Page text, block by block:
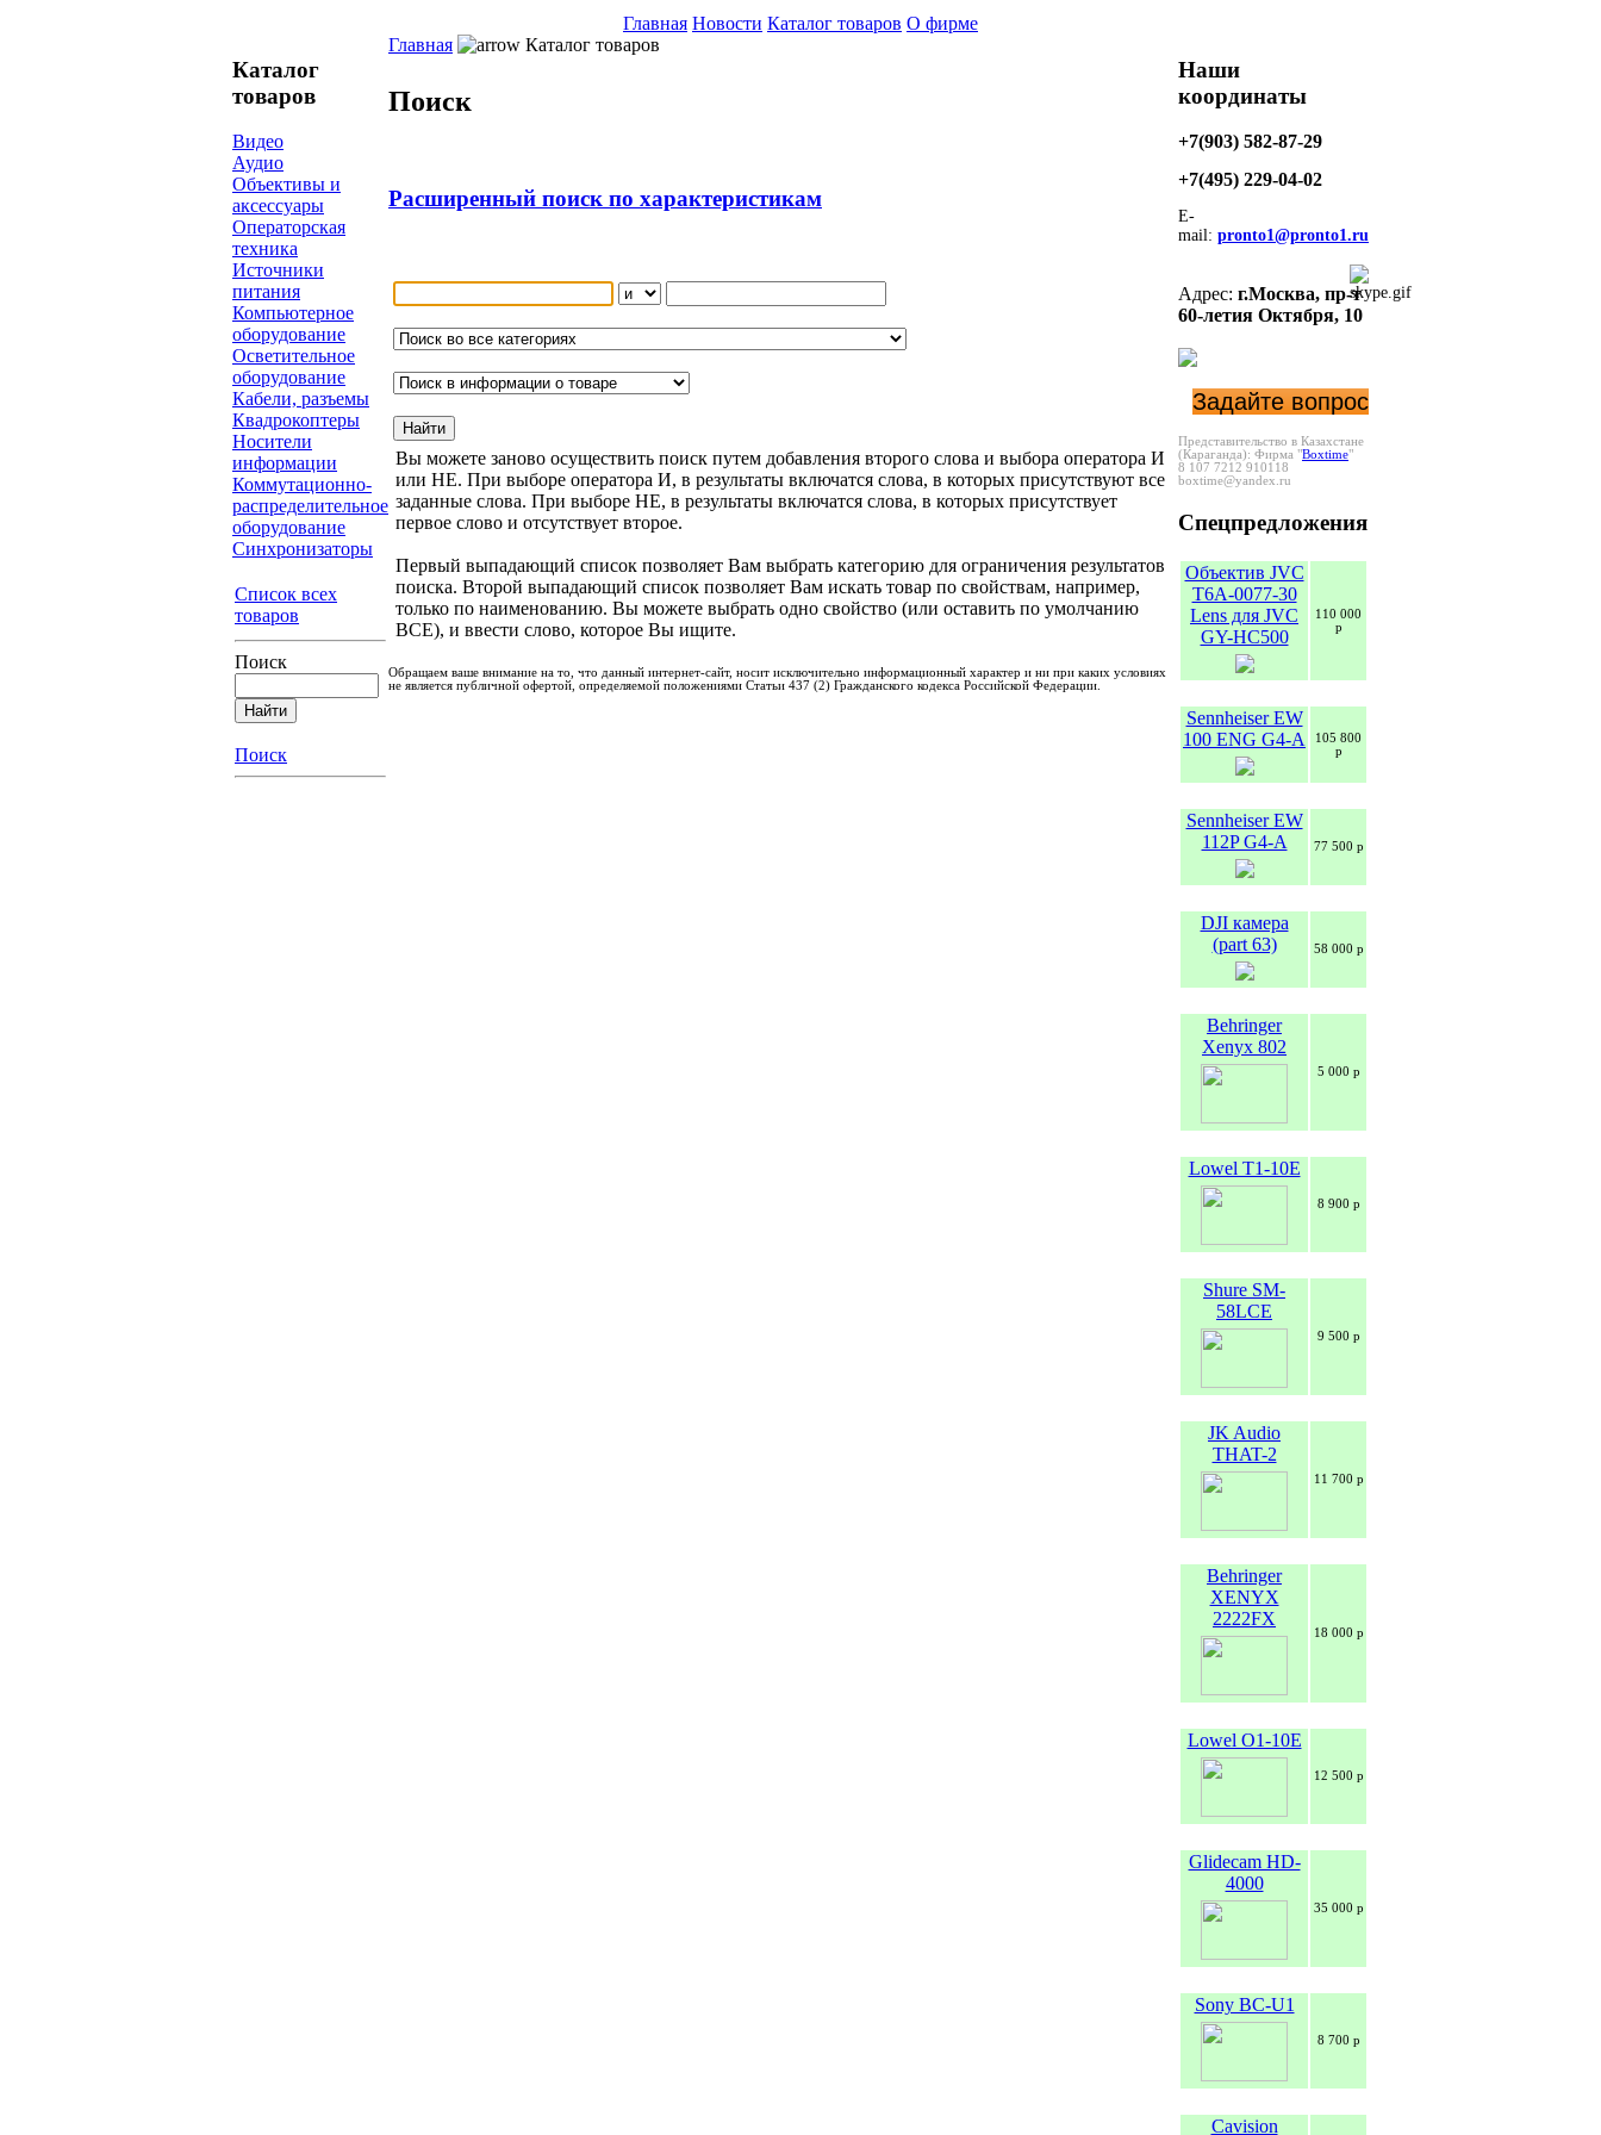
Главная Новости Каталог товаров О фирме
Каталог
товаров
Видео
Аудио
Объективы и
аксессуары
Операторская
техника
Источники
питания
Компьютерное
оборудование
Осветительное
оборудование
Кабели, разъемы
Квадрокоптеры
Носители
информации
Коммутационно-
распределительное
оборудование
Синхронизаторы
Список всех
товаров
Поиск
Поиск
Главная Каталог товаров
Поиск
Расширенный поиск по характеристикам
Вы можете заново осуществить поиск путем добавления второго слова и выбора оператора И
или НЕ. При выборе оператора И, в результаты включатся слова, в которых присутствуют все
заданные слова. При выборе НЕ, в результаты включатся слова, в которых присутствует
первое слово и отсутствует второе.
Первый выпадающий список позволяет Вам выбрать категорию для ограничения результатов
поиска. Второй выпадающий список позволяет Вам искать товар по свойствам, например,
только по наименованию. Вы можете выбрать одно свойство (или оставить по умолчанию
ВСЕ), и ввести слово, которое Вы ищите.
Обращаем ваше внимание на то, что данный интернет-сайт, носит исключительно информационный характер и ни при каких условиях
не является публичной офертой, определяемой положениями Статьи 437 (2) Гражданского кодекса Российской Федерации.
Наши
координаты
+7(903) 582-87-29
+7(495) 229-04-02
E-
mail: pronto1@pronto1.ru
Адрес: г.Москва, пр-т
60-летия Октября, 10
Задайте вопрос
Представительство в Казахстане
(Караганда): Фирма "Boxtime"
8 107 7212 910118
boxtime@yandex.ru
Спецпредложения
Объектив JVC
T6A-0077-30
Lens для JVC
GY-HC500
110 000
р
Sennheiser EW
100 ENG G4-A
105 800
р
Sennheiser EW
112P G4-A
77 500 р
DJI камера
(part 63)
58 000 р
Behringer
Xenyx 802
5 000 р
Lowel T1-10E
8 900 р
Shure SM-
58LCE
9 500 р
JK Audio
THAT-2
11 700 р
Behringer
XENYX
2222FX
18 000 р
Lowel O1-10E
12 500 р
Glidecam HD-
4000
35 000 р
Sony BC-U1
8 700 р
Cavision